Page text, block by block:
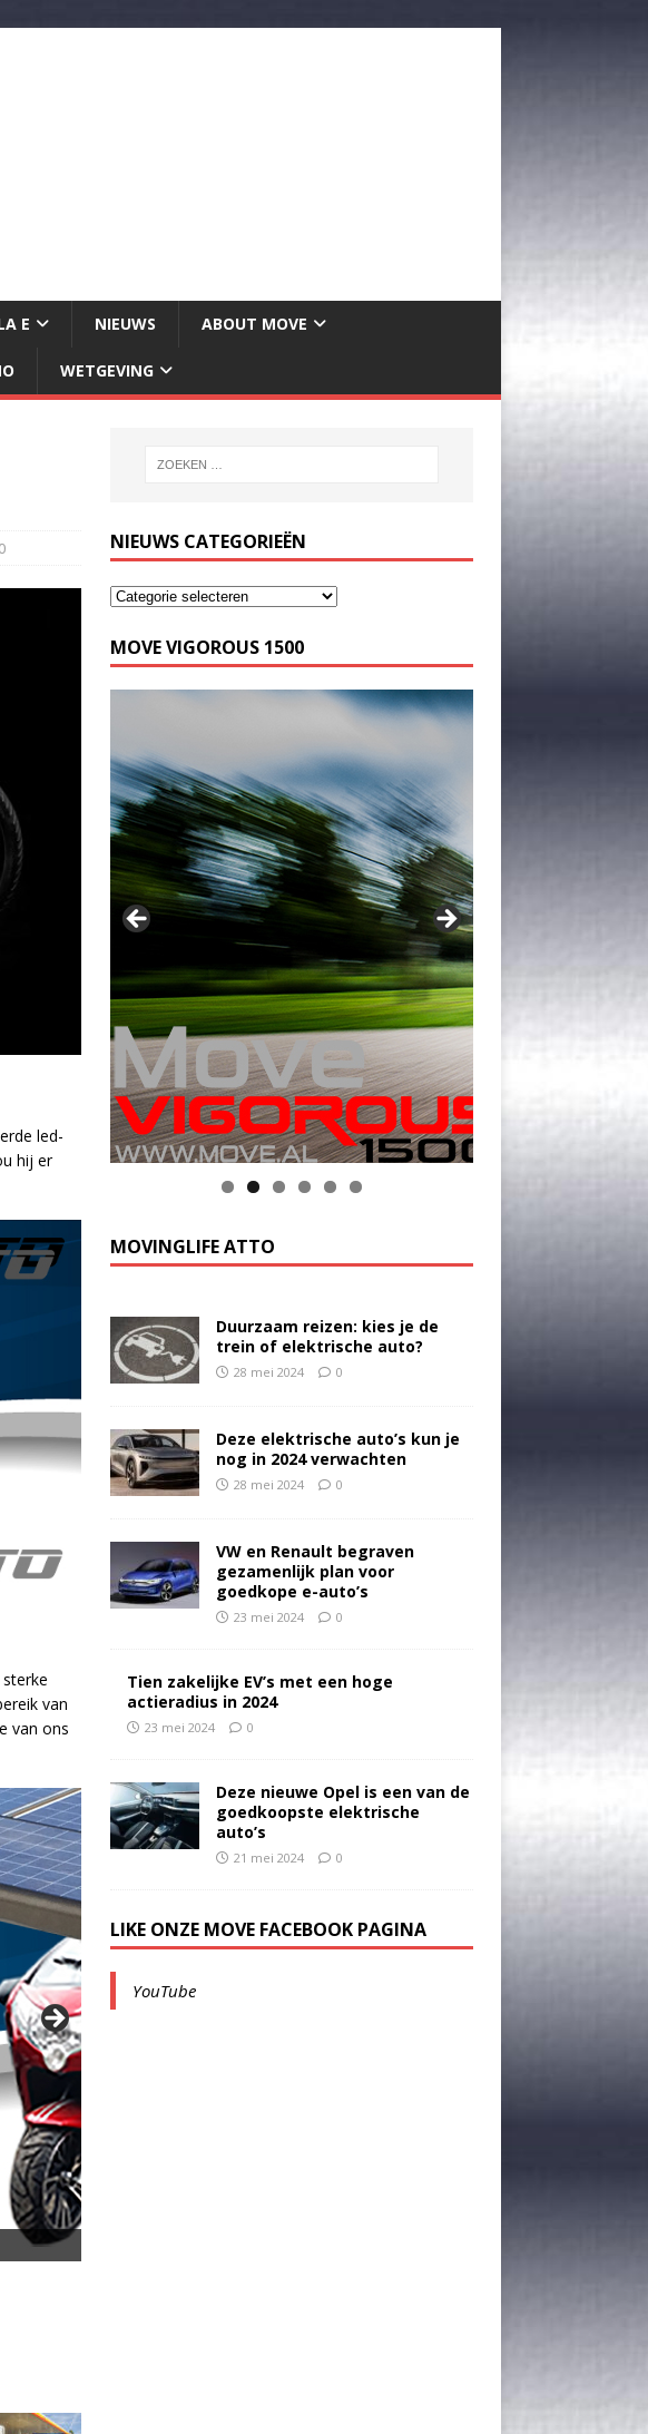
E NIEUWS ABOUT MOVE
WETGEVING
0
led-
hij er
van
van ons
NIEUWS CATEGORIEËN
MOVE VIGOROUS 1500
MOVINGLIFE ATTO
Duurzaam reizen: kies je de
trein of elektrische auto?
28 mei 2024 0
Deze elektrische auto’s kun je
nog in 2024 verwachten
28 mei 2024 0
VW en Renault begraven
gezamenlijk plan voor
goedkope e-auto’s
23 mei 2024 0
Tien zakelijke EV’s met een hoge
actieradius in 2024
23 mei 2024 0
Deze nieuwe Opel is een van de
goedkoopste elektrische
auto’s
21 mei 2024 0
LIKE ONZE MOVE FACEBOOK PAGINA
YouTube